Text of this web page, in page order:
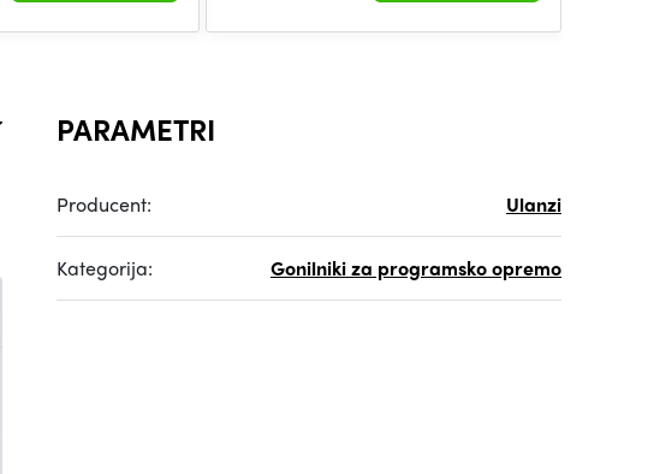
PARAMETRI
Producent: Ulanzi
Kategorija: Gonilniki za programsko opremo